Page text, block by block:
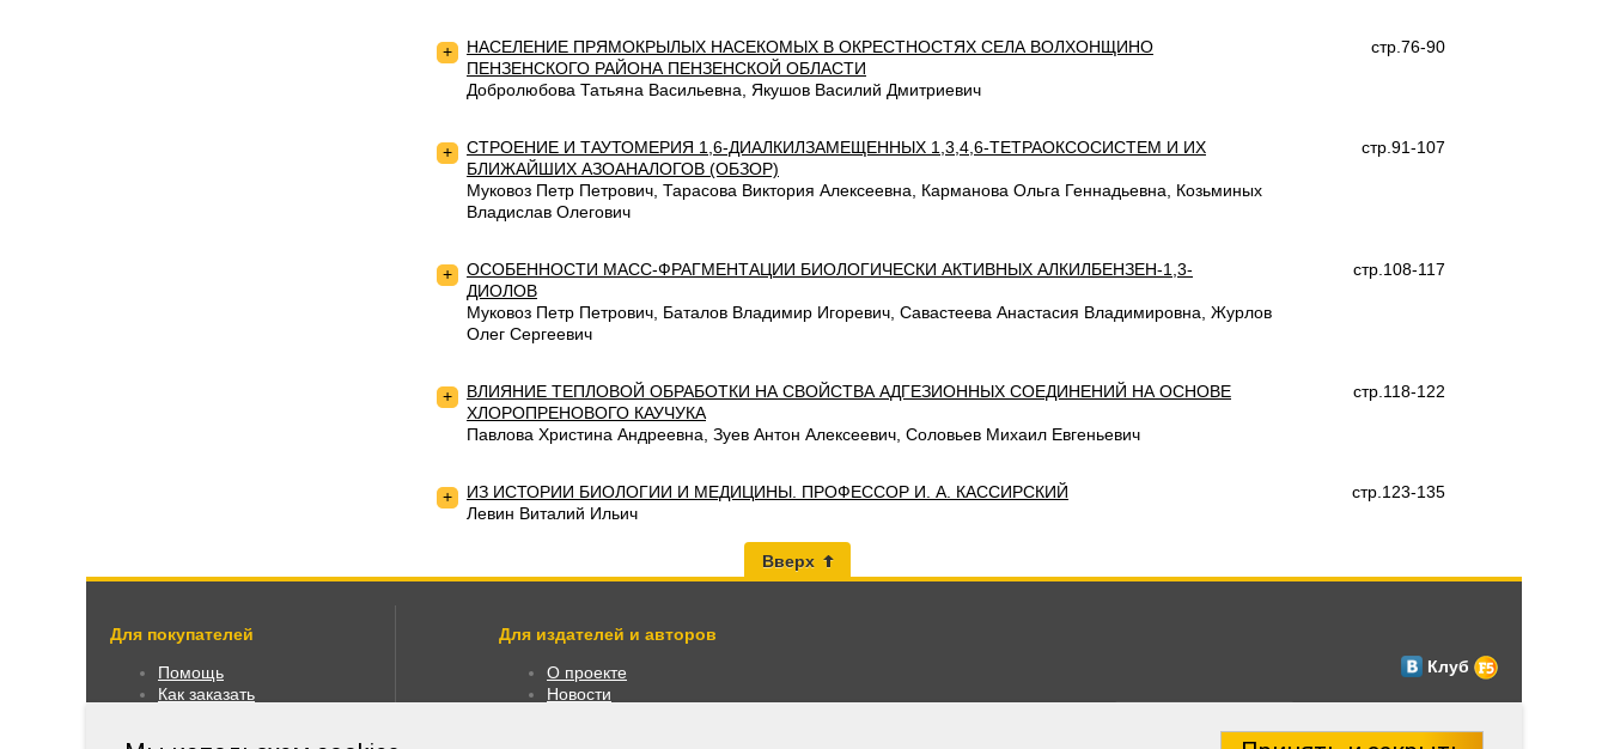
+
НАСЕЛЕНИЕ ПРЯМОКРЫЛЫХ НАСЕКОМЫХ В ОКРЕСТНОСТЯХ СЕЛА ВОЛХОНЩИНО
ПЕНЗЕНСКОГО РАЙОНА ПЕНЗЕНСКОЙ ОБЛАСТИ
стр.76-90
Добролюбова Татьяна Васильевна, Якушов Василий Дмитриевич
+
СТРОЕНИЕ И ТАУТОМЕРИЯ 1,6-ДИАЛКИЛЗАМЕЩЕННЫХ 1,3,4,6-ТЕТРАОКСОСИСТЕМ И ИХ
БЛИЖАЙШИХ АЗОАНАЛОГОВ (ОБЗОР)
стр.91-107
Муковоз Петр Петрович, Тарасова Виктория Алексеевна, Карманова Ольга Геннадьевна, Козьминых
Владислав Олегович
+
ОСОБЕННОСТИ МАСС-ФРАГМЕНТАЦИИ БИОЛОГИЧЕСКИ АКТИВНЫХ АЛКИЛБЕНЗЕН-1,3-
ДИОЛОВ
стр.108-117
Муковоз Петр Петрович, Баталов Владимир Игоревич, Савастеева Анастасия Владимировна, Журлов
Олег Сергеевич
+
ВЛИЯНИЕ ТЕПЛОВОЙ ОБРАБОТКИ НА СВОЙСТВА АДГЕЗИОННЫХ СОЕДИНЕНИЙ НА ОСНОВЕ
ХЛОРОПРЕНОВОГО КАУЧУКА
стр.118-122
Павлова Христина Андреевна, Зуев Антон Алексеевич, Соловьев Михаил Евгеньевич
+ ИЗ ИСТОРИИ БИОЛОГИИ И МЕДИЦИНЫ. ПРОФЕССОР И. А. КАССИРСКИЙ
стр.123-135
Левин Виталий Ильич
Вверх
Для покупателей
Помощь
Как заказать
Для издателей и авторов
О проекте
Новости
Клуб